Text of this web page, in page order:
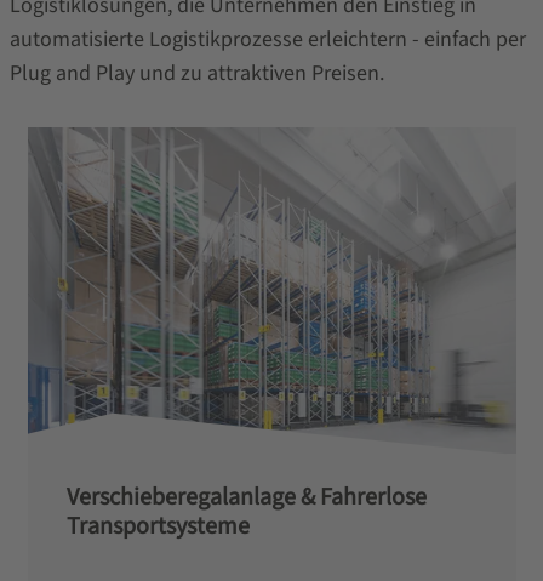
automatisierte Logistikprozesse erleichtern - einfach per
Plug and Play und zu attraktiven Preisen.
Verschieberegalanlage & Fahrerlose
Transportsysteme